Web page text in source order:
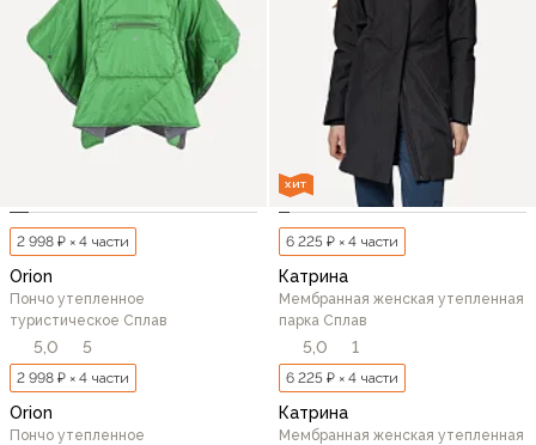
2 998 ₽ × 4 части
Orion
Пончо утепленное
туристическое Сплав
5,0 5
2 998 ₽ × 4 части
Orion
Пончо утепленное
ХИТ
6 225 ₽ × 4 части
Катрина
Мембранная женская утепленная
парка Сплав
5,0 1
6 225 ₽ × 4 части
Катрина
Мембранная женская утепленная